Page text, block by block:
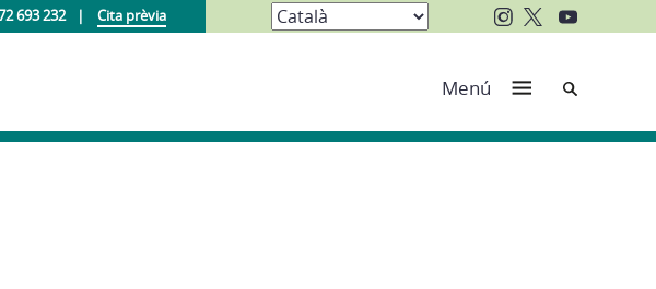
693 232 Cita prèvia
Menú Cerca